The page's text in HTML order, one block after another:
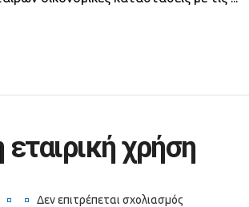
χρήση
Δεν επιτρέπεται σχολιασμός